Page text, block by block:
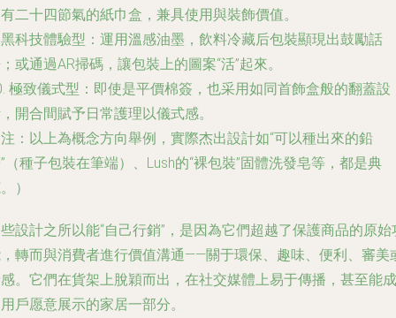
二十四節氣的紙巾盒，兼具使用與裝飾價值。
黑科技體驗型 ：運用溫感油墨，飲料冷藏后包裝顯現出鼓勵話
或通過AR掃碼，讓包裝上的圖案“活”起來。
極致儀式型 ：即使是平價棉簽，也采用如同首飾盒般的翻蓋設
開合間賦予日常護理以儀式感。
：以上為概念方向舉例，實際杰出設計如“可以種出來的鉛
（種子包裝在筆端）、Lush的“裸包裝”固體洗發皂等，都是典
）
設計之所以能“自己行銷”，是因為它們超越了保護商品的原始
轉而與消費者進行價值溝通——關于環保、趣味、便利、審美
。它們在貨架上脫穎而出，在社交媒體上易于傳播，甚至能成
戶愿意展示的家居一部分。